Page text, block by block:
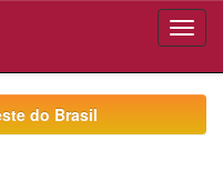
do Brasil